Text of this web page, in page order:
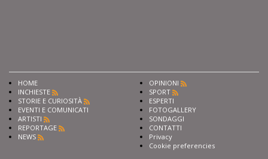
HOME
INCHIESTE
STORIE E CURIOSITÀ
EVENTI E COMUNICATI
ARTISTI
REPORTAGE
NEWS
OPINIONI
SPORT
ESPERTI
FOTOGALLERY
SONDAGGI
CONTATTI
Privacy
Cookie preferencies